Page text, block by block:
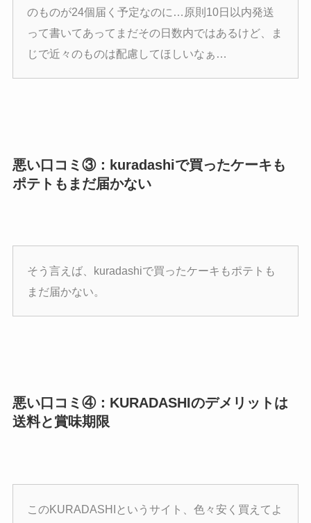
のものが24個届く予定なのに…原則10日以内発送
って書いてあってまだその日数内ではあるけど、ま
じで近々のものは配慮してほしいなぁ…
悪い口コミ③：kuradashiで買ったケーキも
ポテトもまだ届かない
そう言えば、kuradashiで買ったケーキもポテトも
まだ届かない。
悪い口コミ④：KURADASHIのデメリットは
送料と賞味期限
このKURADASHIというサイト、色々安く買えてよ